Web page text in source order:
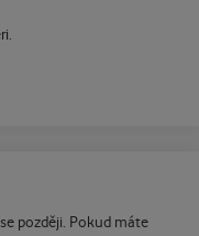
později. Pokud máte